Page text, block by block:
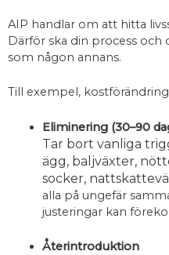
AIP handlar om att hitta
Därför ska din process och
som någon annans.
Till exempel,
Eliminering (30–90
Tar bort vanliga
ägg, baljväxter,
socker,
alla på ungefär
justeringar kan
Återintroduktion